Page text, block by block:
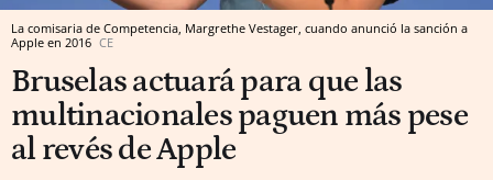
La comisaria de Competencia, Margrethe Vestager, cuando anunció la sanción a
Apple en 2016 CE
Bruselas actuará para que las
multinacionales paguen más pese
al revés de Apple